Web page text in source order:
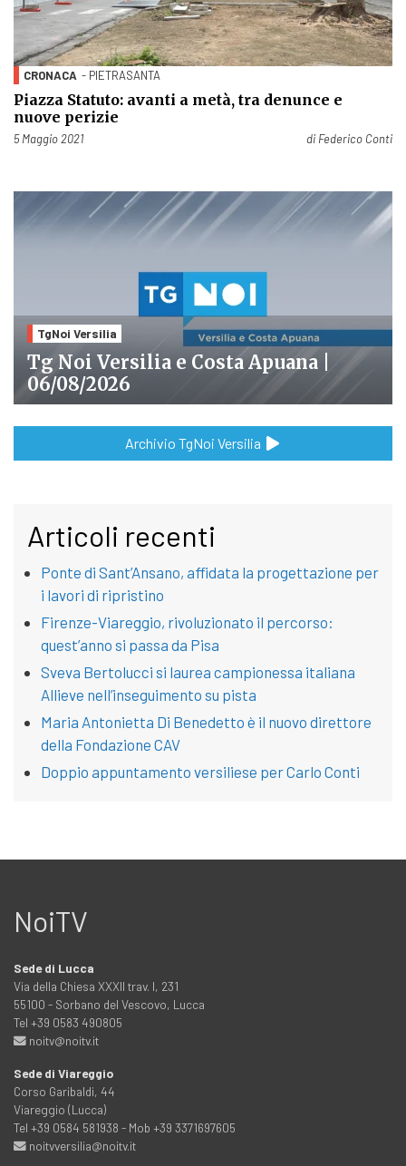
CRONACA - PIETRASANTA
Piazza Statuto: avanti a metà, tra denunce e
nuove perizie
Pubblicato il
5 Maggio 2021 di Federico Conti
TgNoi Versilia
Tg Noi Versilia e Costa Apuana |
06/08/2026
Archivio TgNoi Versilia
Articoli recenti
Ponte di Sant’Ansano, affidata la progettazione per
i lavori di ripristino
Firenze-Viareggio, rivoluzionato il percorso:
quest’anno si passa da Pisa
Sveva Bertolucci si laurea campionessa italiana
Allieve nell’inseguimento su pista
Maria Antonietta Di Benedetto è il nuovo direttore
della Fondazione CAV
Doppio appuntamento versiliese per Carlo Conti
NoiTV
Sede di Lucca
Via della Chiesa XXXII trav. I, 231
55100 - Sorbano del Vescovo, Lucca
Tel +39 0583 490805
noitv@noitv.it
Sede di Viareggio
Corso Garibaldi, 44
Viareggio (Lucca)
Tel +39 0584 581938 - Mob +39 3371697605
noitvversilia@noitv.it